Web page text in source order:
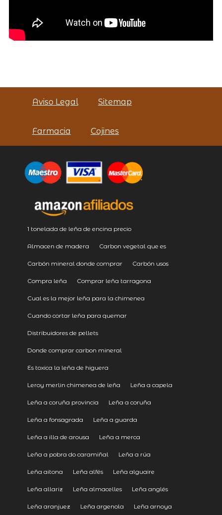
Aviso Legal Sitemap
Farmacia Cojines
1 tonelada de leña de encina precio
Almacen de madera Carbon vegetal que es
Carbón mineral donde comprar Carbón usos
Compra leña Comprar leña tarragona
Cual es la mejor leña para la chimenea
Cuando cortar leña para quemar
Distribuidores de pellets
Donde comprar carbon mineral
Es toxica la leña de higuera
Leroy merlin chimenea de leña Leña a capela
Leña a coruña provincia Leña a coruña
Leña a fonsagrada Leña a guarda
Leña a illa de arousa Leña a merca
Leña a pobra do caramiñal Leña a rúa
Leña aitona Leña alfés Leña alguaire
Leña allariz Leña almacelles Leña anglés
Leña aranjuez Leña argenola Leña arnoya